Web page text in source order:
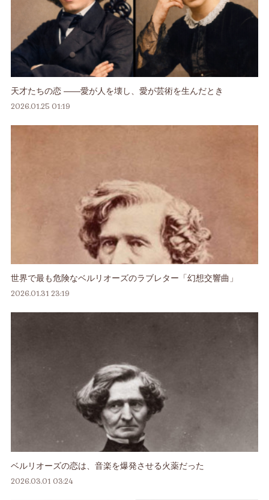
天才たちの恋 ――愛が人を壊し、愛が芸術を生んだとき
2026.01.25 01:19
世界で最も危険なベルリオーズのラブレター「幻想交響曲」
2026.01.31 23:19
ベルリオーズの恋は、音楽を爆発させる火薬だった
2026.03.01 03:24